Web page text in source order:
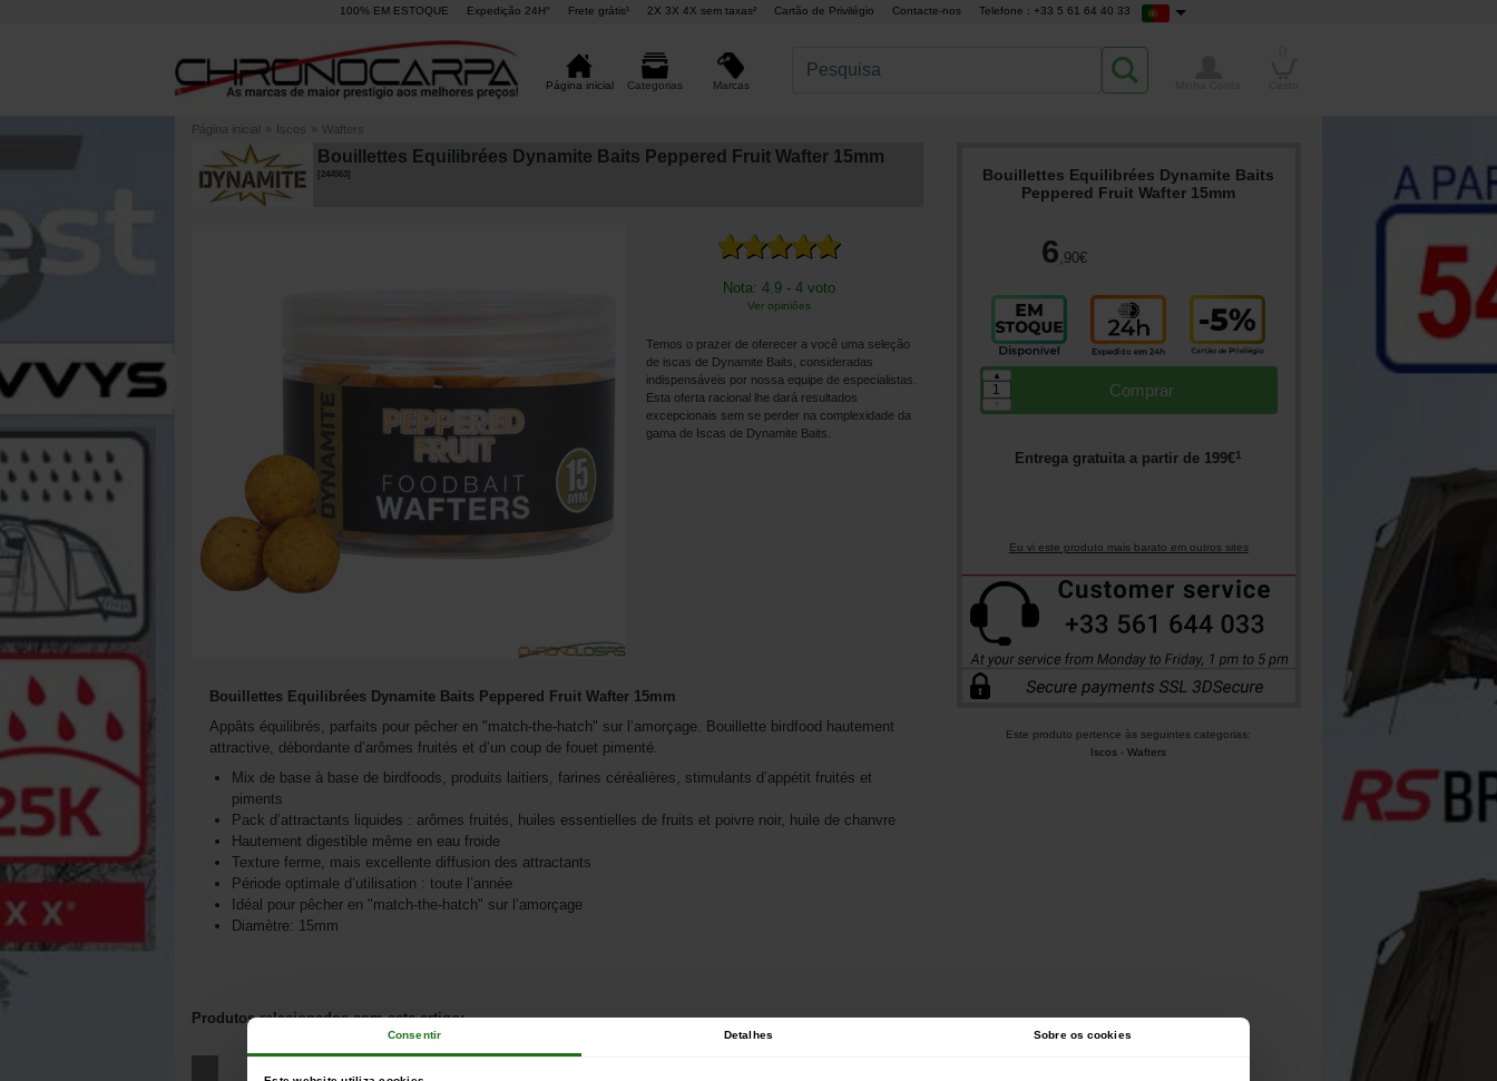
Consentir Detalhes Sobre os cookies
100% EM ESTOQUE Expedição 24H° Frete grátis¹ 2X 3X 4X sem taxas² Cartão de Privilégio Contacte-nos Telefone : +33 5 61 64 40 33
Página inicial Categorias Marcas
Página inicial » Iscos » Wafters
Bouillettes Equilibrées Dynamite Baits Peppered Fruit Wafter 15mm
244563]
Nota: 4.9 - 4 voto
Ver opiniões
Temos o prazer de oferecer a você uma seleção
de iscas de Dynamite Baits, consideradas
indispensáveis ​​por nossa equipe de especialistas.
Esta oferta racional lhe dará resultados
excepcionais sem se perder na complexidade da
gama de Iscas de Dynamite Baits.
Bouillettes Equilibrées Dynamite Baits
Peppered Fruit Wafter 15mm
6,90€
Comprar
▲
Entrega gratuita a partir de 199€1
Eu vi este produto mais barato em outros sites
Este produto pertence às seguintes categorias:
Iscos -Wafters
Bouillettes Equilibrées Dynamite Baits Peppered Fruit Wafter 15mm
Appâts équilibrés, parfaits pour pêcher en "match-the-hatch" sur l’amorçage. Bouillette birdfood hautement
attractive, débordante d’arômes fruités et d’un coup de fouet pimenté.
Mix de base à base de birdfoods, produits laitiers, farines céréalières, stimulants d’appétit fruités et
piments
Pack d’attractants liquides : arômes fruités, huiles essentielles de fruits et poivre noir, huile de chanvre
Hautement digestible même en eau froide
Texture ferme, mais excellente diffusion des attractants
Période optimale d’utilisation : toute l’année
Idéal pour pêcher en "match-the-hatch" sur l’amorçage
Diamètre: 15mm
Produtos relacionados com este artigo:
Clientes que compraram este produto também compraram :